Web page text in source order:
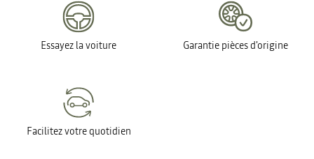
Essayez la voiture Garantie pièces d'origine
Facilitez votre quotidien